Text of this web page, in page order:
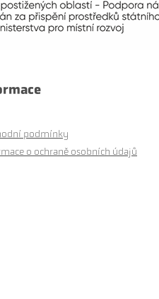
podmínky
o ochraně osobních údajů